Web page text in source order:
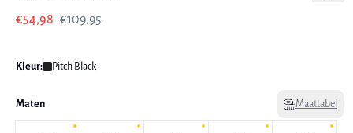
€54,98 €109,95
Kleur: Pitch Black
Maten Maattabel